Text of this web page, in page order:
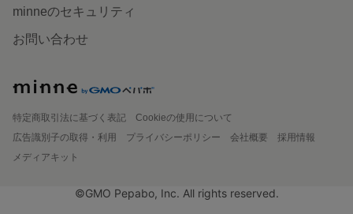
minneのセキュリティ
お問い合わせ
特定商取引法に基づく表記
Cookieの使用について
広告識別子の取得・利用
プライバシーポリシー 会社概要
採用情報
メディアキット
©GMO Pepabo, Inc. All rights reserved.